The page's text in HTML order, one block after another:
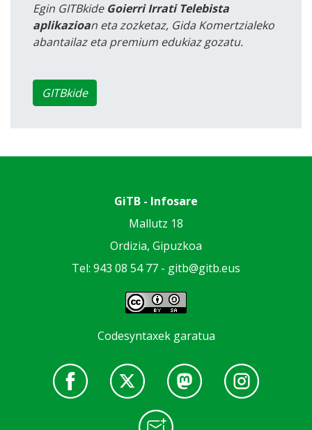
Egin GITBkide Goierri Irrati Telebista
aplikazioan eta zozketaz, Gida Komertzialeko
abantailaz eta premium edukiaz gozatu.
GITBkide
GiTB - Infosare
Mallutz 18
Ordizia, Gipuzkoa
Tel: 943 08 54 77 - gitb@gitb.eus
Codesyntaxek garatua